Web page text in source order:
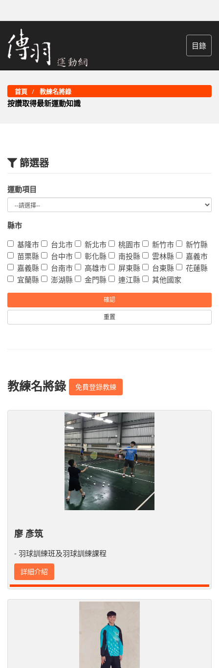
目錄
首頁 教練名將錄
按讚取得最新運動知識
篩選器
運動項目
縣市
基隆市
台北市 新北市 桃園市 新竹市
新竹縣
苗栗縣
台中市 彰化縣 南投縣 雲林縣
嘉義市
嘉義縣
台南市 高雄市 屏東縣 台東縣
花蓮縣
宜蘭縣
澎湖縣 金門縣 連江縣 其他國家
重置
教練名將錄 免費登錄教練
廖 彥筑
- 羽球訓練班及羽球訓練課程
詳細介紹